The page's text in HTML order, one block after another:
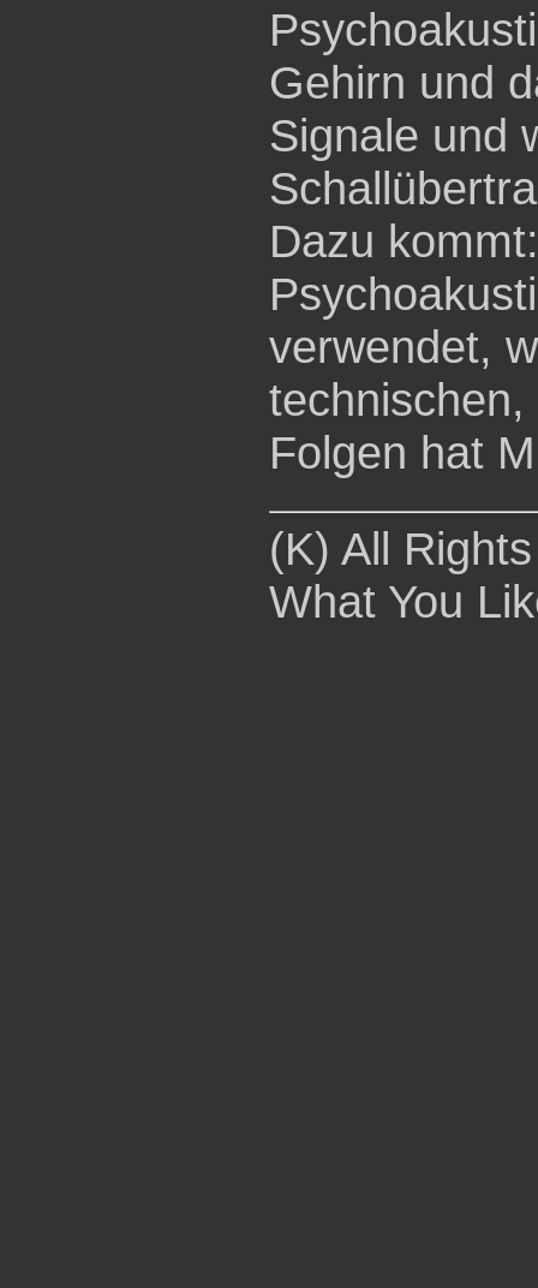
Gehirn und
Signale und
Dazu
verwendet,
Folgen hat
(K) All
What You